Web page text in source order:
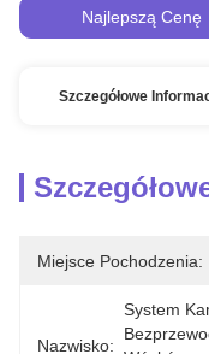
Najlepszą Cenę
Szczegółowe
Miejsce Pochodzenia:
Nazwisko:
System